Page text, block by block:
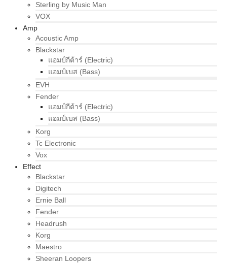
Sterling by Music Man
VOX
Amp
Acoustic Amp
Blackstar
แอมป์กีต้าร์ (Electric)
แอมป์เบส (Bass)
EVH
Fender
แอมป์กีต้าร์ (Electric)
แอมป์เบส (Bass)
Korg
Tc Electronic
Vox
Effect
Blackstar
Digitech
Ernie Ball
Fender
Headrush
Korg
Maestro
Sheeran Loopers